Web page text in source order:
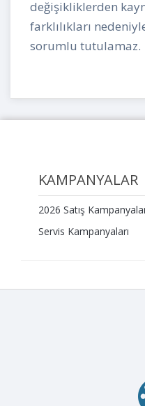
değişikliklerden
farklılıkları
sorumlu tutulamaz.
KAMPANYALAR
2026 Satış
Servis Kampanyaları